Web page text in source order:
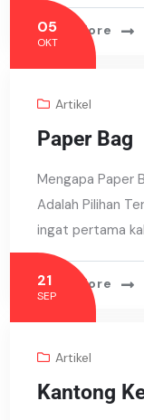
Read More
05
OKT
Artikel
Paper Bag
Mengapa Paper
Adalah Pilihan
ingat pertama
Read More
21
SEP
Artikel
Kantong